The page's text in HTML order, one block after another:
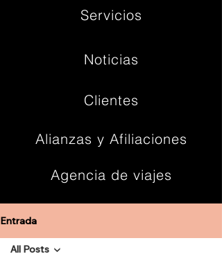
Servicios
Noticias
Clientes
Alianzas y Afiliaciones
Agencia de viajes
Entrada
All Posts